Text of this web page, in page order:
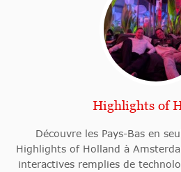
Highlights of
Découvre les Pays-Bas en
Highlights of Holland à
interactives remplies de